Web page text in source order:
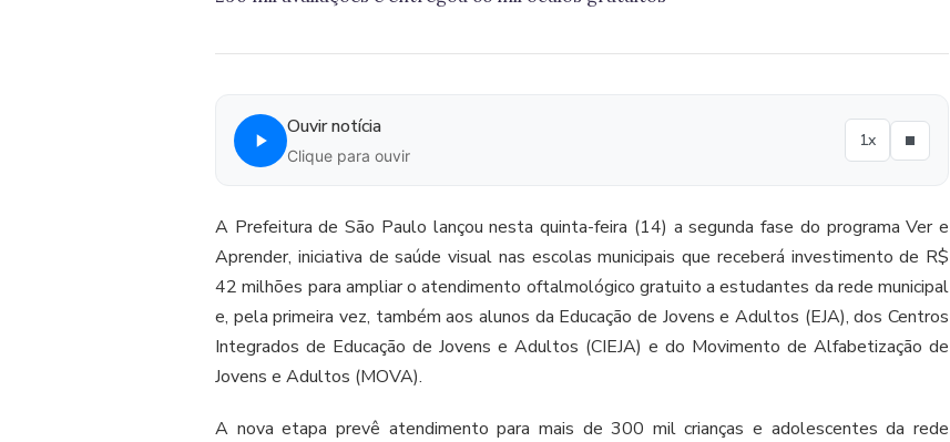
Ouvir notícia
Clique para ouvir
1x
A Prefeitura de São Paulo lançou nesta quinta-feira (14) a segunda fase do programa Ver e
Aprender, iniciativa de saúde visual nas escolas municipais que receberá investimento de R$
42 milhões para ampliar o atendimento oftalmológico gratuito a estudantes da rede municipal
e, pela primeira vez, também aos alunos da Educação de Jovens e Adultos (EJA), dos Centros
Integrados de Educação de Jovens e Adultos (CIEJA) e do Movimento de Alfabetização de
Jovens e Adultos (MOVA).
A nova etapa prevê atendimento para mais de 300 mil crianças e adolescentes da rede